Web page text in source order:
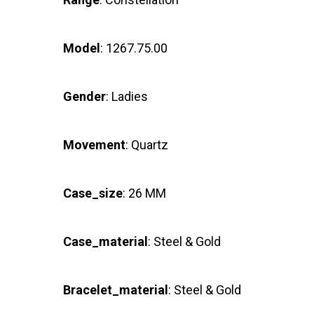
Model : 1267.75.00
Gender: Ladies
Movement: Quartz
Case_size: 26 MM
Case_material : Steel & Gold
Bracelet_material : Steel & Gold